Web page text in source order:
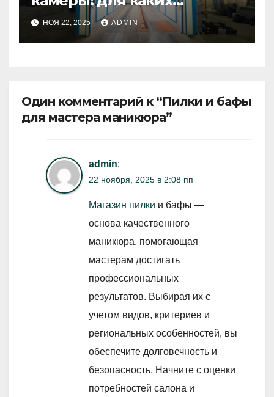
компаний они необходимы
НОЯ 22, 2025 ADMIN
Один комментарий к “Пилки и бафы
для мастера маникюра”
admin:
22 ноября, 2025 в 2:08 пп
Магазин пилки и бафы —
основа качественного
маникюра, помогающая
мастерам достигать
профессиональных
результатов. Выбирая их с
учетом видов, критериев и
региональных особенностей, вы
обеспечите долговечность и
безопасность. Начните с оценки
потребностей салона и